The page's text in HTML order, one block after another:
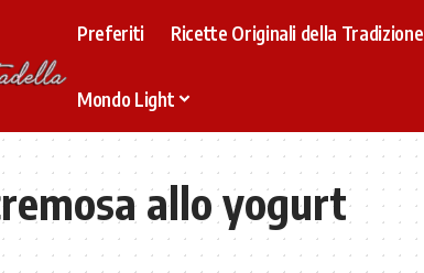
Preferiti Ricette Originali della Tradizione
Mondo Light
allo yogurt